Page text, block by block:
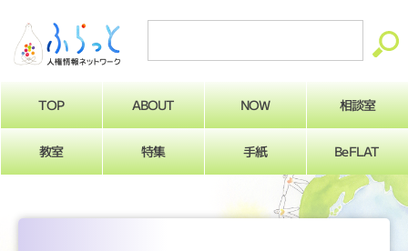
TOP ABOUT NOW 相談室
教室 特集 手紙 BeFLAT